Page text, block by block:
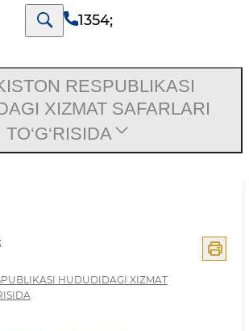
1354;
HUDUDIDAGI XIZMAT
RESPUBLIKASI
XIZMAT SAFARLARI
TO‘G‘RISIDA